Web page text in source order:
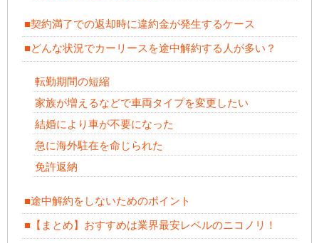
■契約満了での返却時に違約金が発生するケース
■どんな状況でカーリースを途中解約する人が多い？
転勤期間の短縮
家族が増えるなどで車両タイプを変更したい
結婚により車が不要になった
急に海外駐在を命じられた
免許返納
■途中解約をしないためのポイント
■【まとめ】おすすめは業界最安レベルのニコノリ！